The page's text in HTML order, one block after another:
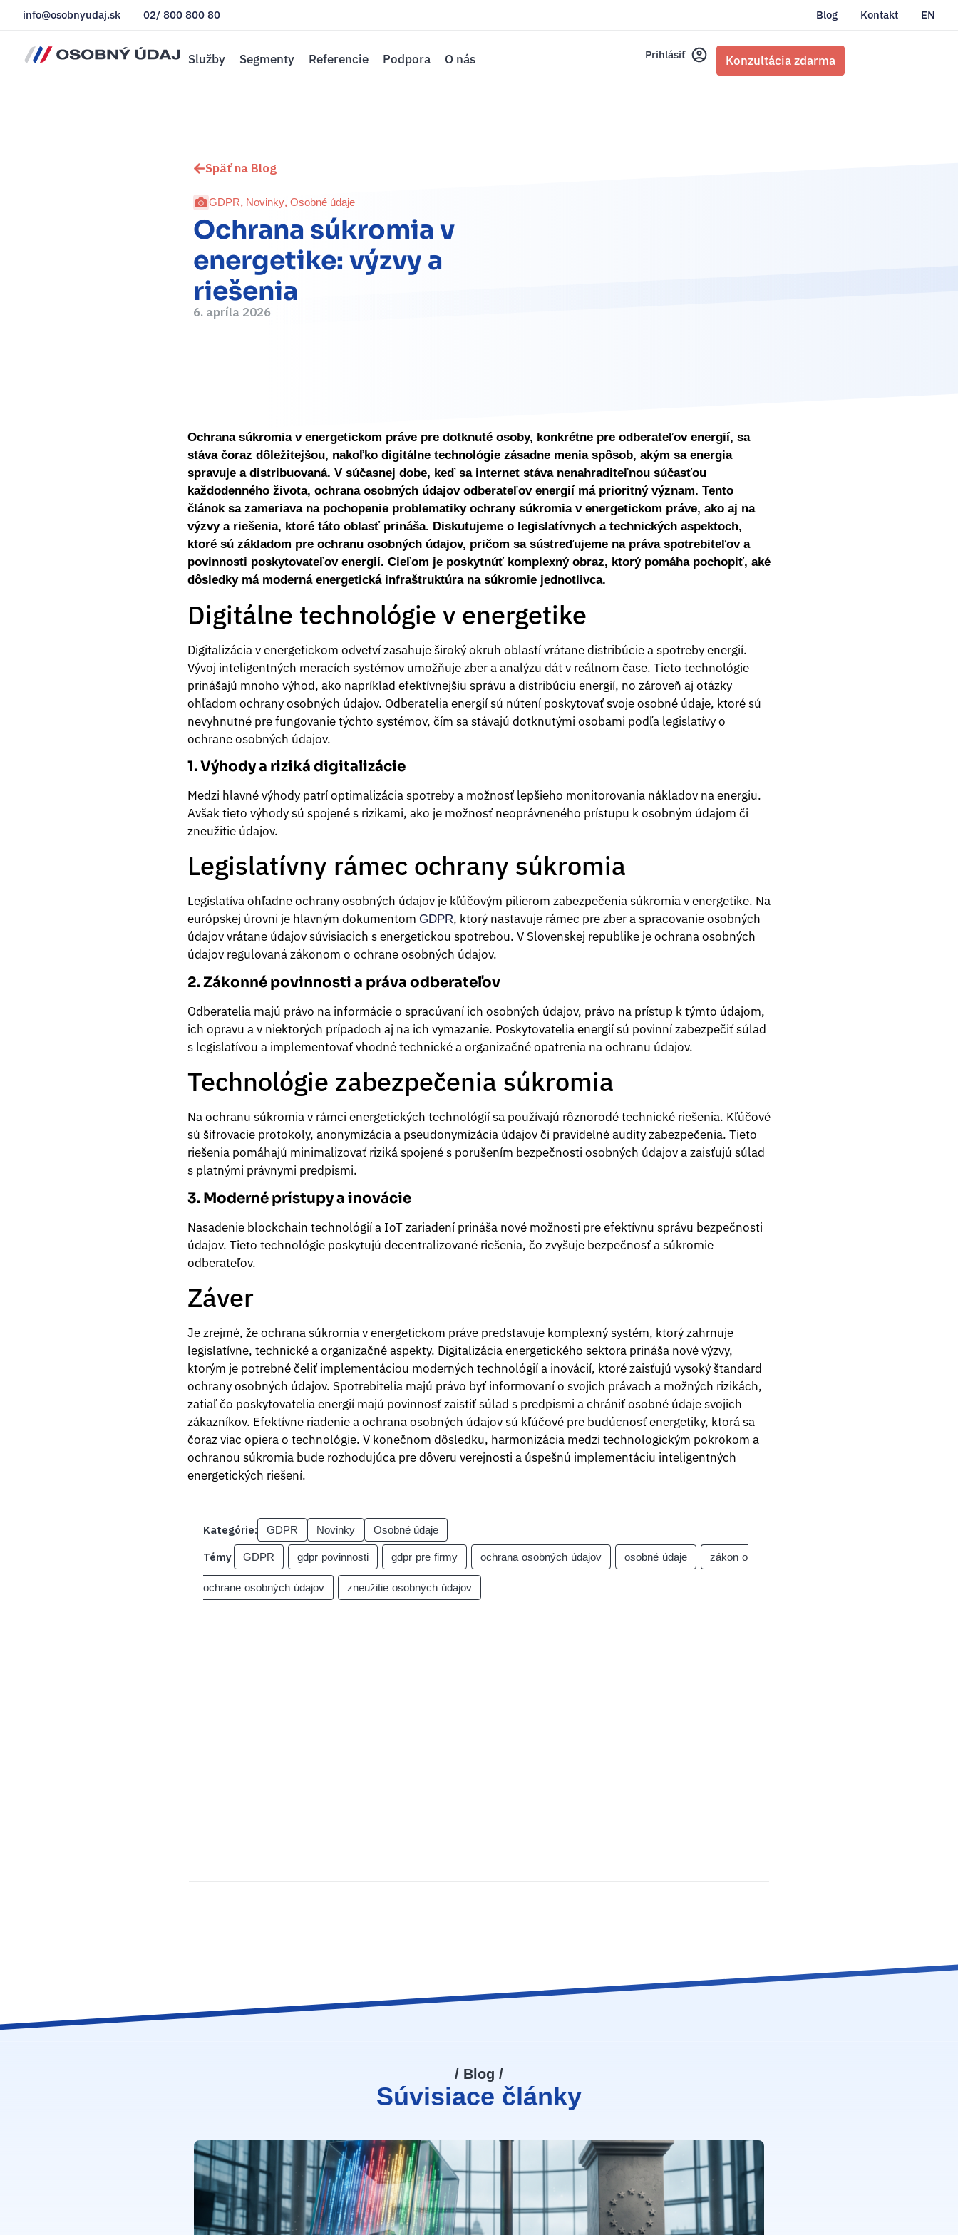
info@osobnyudaj.sk 02/ 800 800 80 Blog Kontakt EN
Služby Segmenty Referencie Podpora O nás Prihlásiť Konzultácia zdarma
Späť na Blog
GDPR, Novinky, Osobné údaje
Ochrana súkromia v
energetike: výzvy a
riešenia
6. apríla 2026
Ochrana súkromia v energetickom práve pre dotknuté osoby, konkrétne pre odberateľov energií, sa
stáva čoraz dôležitejšou, nakoľko digitálne technológie zásadne menia spôsob, akým sa energia
spravuje a distribuovaná. V súčasnej dobe, keď sa internet stáva nenahraditeľnou súčasťou
každodenného života, ochrana osobných údajov odberateľov energií má prioritný význam. Tento
článok sa zameriava na pochopenie problematiky ochrany súkromia v energetickom práve, ako aj na
výzvy a riešenia, ktoré táto oblasť prináša. Diskutujeme o legislatívnych a technických aspektoch,
ktoré sú základom pre ochranu osobných údajov, pričom sa sústreďujeme na práva spotrebiteľov a
povinnosti poskytovateľov energií. Cieľom je poskytnúť komplexný obraz, ktorý pomáha pochopiť, aké
dôsledky má moderná energetická infraštruktúra na súkromie jednotlivca.
Digitálne technológie v energetike
Digitalizácia v energetickom odvetví zasahuje široký okruh oblastí vrátane distribúcie a spotreby energií.
Vývoj inteligentných meracích systémov umožňuje zber a analýzu dát v reálnom čase. Tieto technológie
prinášajú mnoho výhod, ako napríklad efektívnejšiu správu a distribúciu energií, no zároveň aj otázky
ohľadom ochrany osobných údajov. Odberatelia energií sú nútení poskytovať svoje osobné údaje, ktoré sú
nevyhnutné pre fungovanie týchto systémov, čím sa stávajú dotknutými osobami podľa legislatívy o
ochrane osobných údajov.
1. Výhody a riziká digitalizácie
Medzi hlavné výhody patrí optimalizácia spotreby a možnosť lepšieho monitorovania nákladov na energiu.
Avšak tieto výhody sú spojené s rizikami, ako je možnosť neoprávneného prístupu k osobným údajom či
zneužitie údajov.
Legislatívny rámec ochrany súkromia
Legislatíva ohľadne ochrany osobných údajov je kľúčovým pilierom zabezpečenia súkromia v energetike. Na
európskej úrovni je hlavným dokumentom GDPR, ktorý nastavuje rámec pre zber a spracovanie osobných
údajov vrátane údajov súvisiacich s energetickou spotrebou. V Slovenskej republike je ochrana osobných
údajov regulovaná zákonom o ochrane osobných údajov.
2. Zákonné povinnosti a práva odberateľov
Odberatelia majú právo na informácie o spracúvaní ich osobných údajov, právo na prístup k týmto údajom,
ich opravu a v niektorých prípadoch aj na ich vymazanie. Poskytovatelia energií sú povinní zabezpečiť súlad
s legislatívou a implementovať vhodné technické a organizačné opatrenia na ochranu údajov.
Technológie zabezpečenia súkromia
Na ochranu súkromia v rámci energetických technológií sa používajú rôznorodé technické riešenia. Kľúčové
sú šifrovacie protokoly, anonymizácia a pseudonymizácia údajov či pravidelné audity zabezpečenia. Tieto
riešenia pomáhajú minimalizovať riziká spojené s porušením bezpečnosti osobných údajov a zaisťujú súlad
s platnými právnymi predpismi.
3. Moderné prístupy a inovácie
Nasadenie blockchain technológií a IoT zariadení prináša nové možnosti pre efektívnu správu bezpečnosti
údajov. Tieto technológie poskytujú decentralizované riešenia, čo zvyšuje bezpečnosť a súkromie
odberateľov.
Záver
Je zrejmé, že ochrana súkromia v energetickom práve predstavuje komplexný systém, ktorý zahrnuje
legislatívne, technické a organizačné aspekty. Digitalizácia energetického sektora prináša nové výzvy,
ktorým je potrebné čeliť implementáciou moderných technológií a inovácií, ktoré zaisťujú vysoký štandard
ochrany osobných údajov. Spotrebitelia majú právo byť informovaní o svojich právach a možných rizikách,
zatiaľ čo poskytovatelia energií majú povinnosť zaistiť súlad s predpismi a chrániť osobné údaje svojich
zákazníkov. Efektívne riadenie a ochrana osobných údajov sú kľúčové pre budúcnosť energetiky, ktorá sa
čoraz viac opiera o technológie. V konečnom dôsledku, harmonizácia medzi technologickým pokrokom a
ochranou súkromia bude rozhodujúca pre dôveru verejnosti a úspešnú implementáciu inteligentných
energetických riešení.
Kategórie: GDPR Novinky Osobné údaje
Témy GDPR gdpr povinnosti gdpr pre firmy ochrana osobných údajov osobné údaje zákon o
ochrane osobných údajov zneužitie osobných údajov
/ Blog /
Súvisiace články